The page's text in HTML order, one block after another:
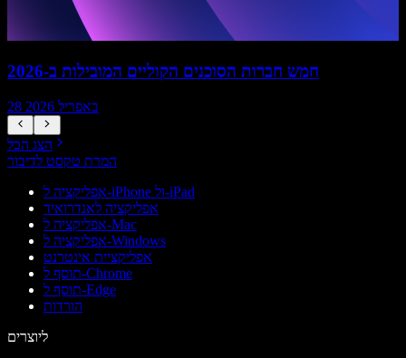
חמש חברות הסוכנים הקוליים המובילות ב-2026
28 באפריל 2026
הצג הכל
המרת טקסט לדיבור
אפליקציה ל-iPhone ול-iPad
אפליקציה לאנדרואיד
אפליקציה ל-Mac
אפליקציה ל-Windows
אפליקציית אינטרנט
תוסף ל-Chrome
תוסף ל-Edge
הורדות
ליוצרים